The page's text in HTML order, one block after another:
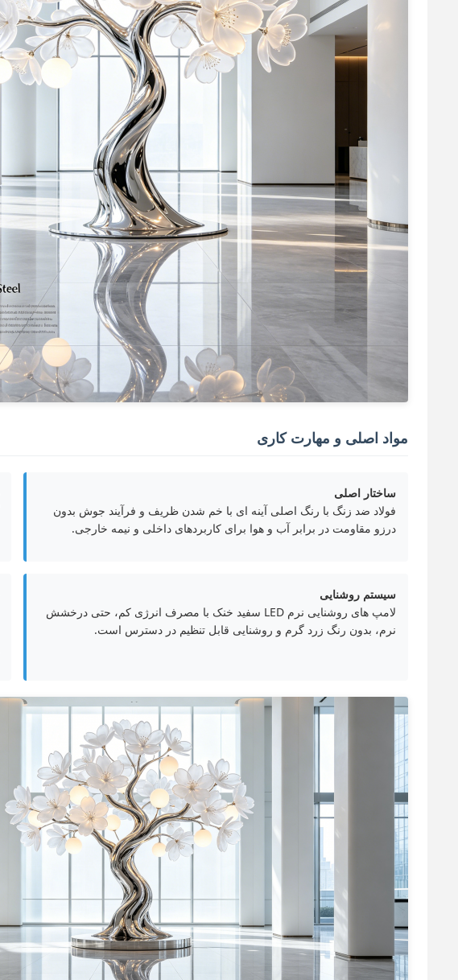
مواد اصلی و مهارت کاری
ساختار اصلی
فولاد ضد زنگ با رنگ اصلی آینه ای با خم شدن ظریف و فرآیند جوش بدون
درزو مقاومت در برابر آب و هوا برای کاربردهای داخلی و نیمه خارجی.
سیستم روشنایی
لامپ های روشنایی نرم LED سفید خنک با مصرف انرژی کم، حتی درخشش
نرم، بدون رنگ زرد گرم و روشنایی قابل تنظیم در دسترس است.